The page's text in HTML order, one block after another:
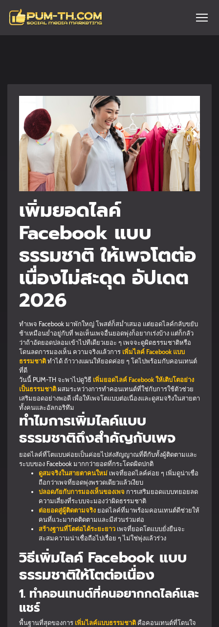
เพิ่มยอดไลค์
Facebook แบบ
ธรรมชาติ ให้เพจโตต่อ
เนื่องไม่สะดุด อัปเดต
2026
ทำเพจ Facebook มาพักใหญ่ โพสต์ก็สม่ำเสมอ แต่ยอดไลค์กลับขยับ
ช้าเหมือนย่ำอยู่กับที่ พอเห็นเพจอื่นยอดพุ่งก็อยากเร่งบ้าง แต่ก็กลัว
ว่าถ้าอัดยอดปลอมเข้าไปทีเดียวเยอะ ๆ เพจจะดูผิดธรรมชาติหรือ
โดนลดการมองเห็น ความจริงแล้วการ เพิ่มไลค์ Facebook แบบ
ธรรมชาติทำได้ ถ้าวางแผนให้ยอดค่อย ๆ โตไปพร้อมกับคอนเทนต์
ที่ดี
วันนี้ PUM-TH จะพาไปดูวิธี เพิ่มยอดไลค์ Facebook ให้เติบโตอย่าง
เป็นธรรมชาติผสมระหว่างการทำคอนเทนต์ที่ใช่กับการใช้ตัวช่วย
เสริมยอดอย่างพอดี เพื่อให้เพจโตแบบต่อเนื่องและดูสมจริงในสายตา
ทั้งคนและอัลกอริทึม
ทำไมการเพิ่มไลค์แบบ
ธรรมชาติถึงสำคัญกับเพจ
ยอดไลค์ที่โตแบบค่อยเป็นค่อยไปส่งสัญญาณที่ดีกับทั้งผู้ติดตามและ
ระบบของ Facebook มากกว่ายอดที่กระโดดผิดปกติ
ดูสมจริงในสายตาคนใหม่ เพจที่ยอดไลค์ค่อย ๆ เพิ่มดูน่าเชื่อ
ถือกว่าเพจที่ยอดพุ่งพรวดเดียวแล้วเงียบ
ปลอดภัยกับการมองเห็นของเพจ การเสริมยอดแบบทยอยลด
ความเสี่ยงที่ระบบจะมองว่าผิดธรรมชาติ
ต่อยอดสู่ผู้ติดตามจริง ยอดไลค์ที่มาพร้อมคอนเทนต์ดีช่วยให้
คนที่แวะมากดติดตามและมีส่วนร่วมต่อ
สร้างฐานที่โตต่อได้ระยะยาว เพจที่ยอดโตแบบยั่งยืนจะ
สะสมความน่าเชื่อถือไปเรื่อย ๆ ไม่ใช่พุ่งแล้วร่วง
วิธีเพิ่มไลค์ Facebook แบบ
ธรรมชาติให้โตต่อเนื่อง
1. ทำคอนเทนต์ที่คนอยากกดไลค์และ
แชร์
พื้นฐานที่สุดของการ เพิ่มไลค์แบบธรรมชาติ คือคอนเทนต์ที่โดนใจ